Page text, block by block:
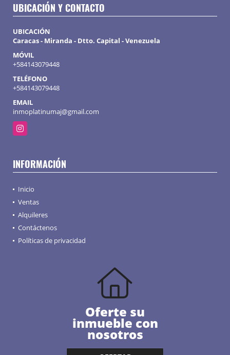
UBICACIÓN Y CONTACTO
UBICACIÓN
Caracas - Miranda - Dtto. Capital - Venezuela
MÓVIL
+584143079448
TELÉFONO
+584143079448
EMAIL
inmoplatinumaj@gmail.com
Instagram
INFORMACIÓN
Inicio
Ventas
Alquileres
Contáctenos
Políticas de privacidad
Oferte su
inmueble con
nosotros